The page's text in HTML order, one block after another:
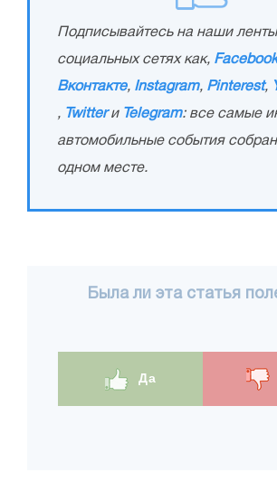
Подписывайтесь на наши ленты
социальных сетях как, Facebook
Вконтакте, Instagram, Pinterest,
, Twitterи Telegram: все самые
автомобильные события
одном месте.
Была ли эта статья
Да